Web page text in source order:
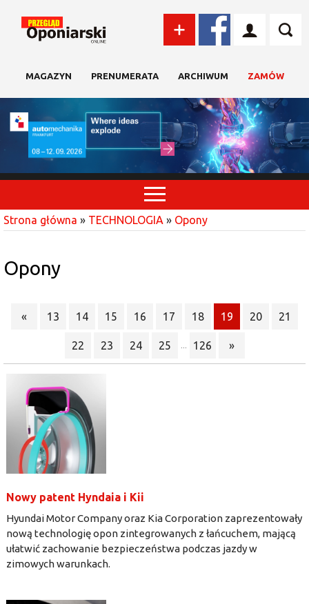
MAGAZYN PRENUMERATA ARCHIWUM ZAMÓW
Strona główna » TECHNOLOGIA » Opony
Opony
« 13 14 15 16 17 18 19 20 21
22 23 24 25 126 »
Nowy patent Hyndaia i Kii
Hyundai Motor Company oraz Kia Corporation zaprezentowały
nową technologię opon zintegrowanych z łańcuchem, mającą
ułatwić zachowanie bezpieczeństwa podczas jazdy w
zimowych warunkach.